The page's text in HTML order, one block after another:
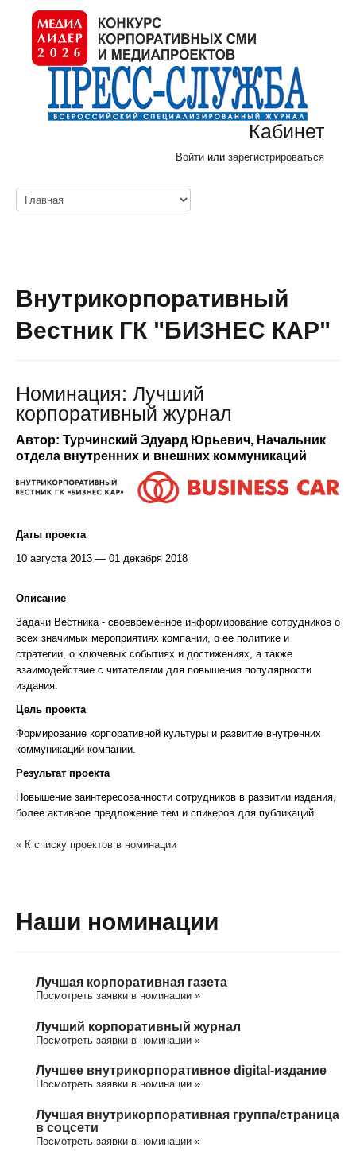
Кабинет
Войти или зарегистрироваться
Внутрикорпоративный
Вестник ГК "БИЗНЕС КАР"
Номинация: Лучший
корпоративный журнал
Автор: Турчинский Эдуард Юрьевич, Начальник
отдела внутренних и внешних коммуникаций
Даты проекта
10 августа 2013 — 01 декабря 2018
Описание
Задачи Вестника - своевременное информирование сотрудников о
всех значимых мероприятиях компании, о ее политике и
стратегии, о ключевых событиях и достижениях, а также
взаимодействие с читателями для повышения популярности
издания.
Цель проекта
Формирование корпоративной культуры и развитие внутренних
коммуникаций компании.
Результат проекта
Повышение заинтересованности сотрудников в развитии издания,
более активное предложение тем и спикеров для публикаций.
« К списку проектов в номинации
Наши номинации
Лучшая корпоративная газета
Посмотреть заявки в номинации »
Лучший корпоративный журнал
Посмотреть заявки в номинации »
Лучшее внутрикорпоративное digital-издание
Посмотреть заявки в номинации »
Лучшая внутрикорпоративная группа/cтраница
в соцсети
Посмотреть заявки в номинации »